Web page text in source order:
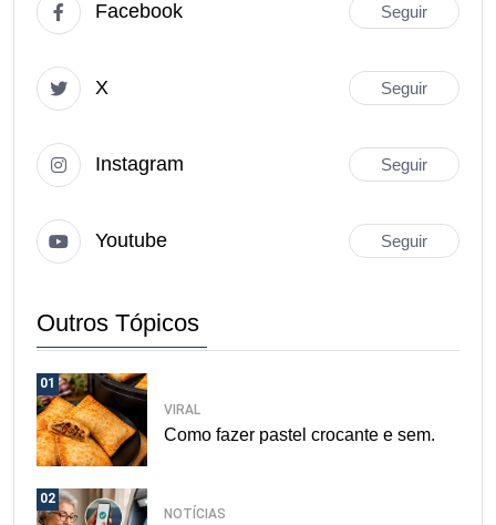
Facebook Seguir
X Seguir
Instagram Seguir
Youtube Seguir
Outros Tópicos
01
VIRAL
Como fazer pastel crocante e sem.
02
NOTÍCIAS